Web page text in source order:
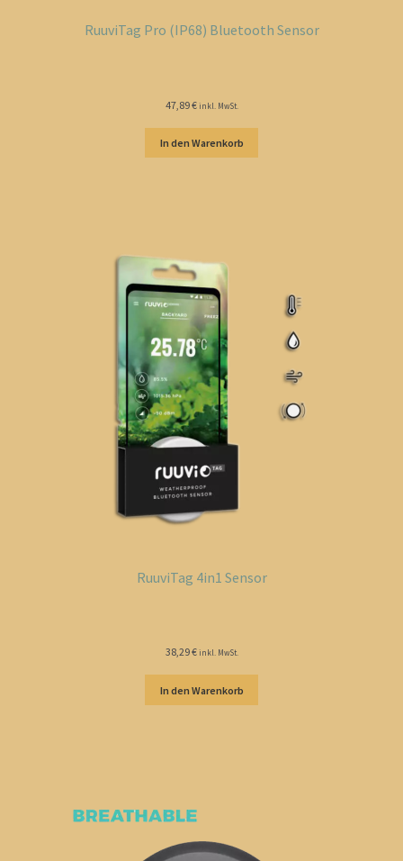
RuuviTag Pro (IP68) Bluetooth Sensor
47,89€ inkl. MwSt.
In den Warenkorb
RuuviTag 4in1 Sensor
38,29€ inkl. MwSt.
In den Warenkorb